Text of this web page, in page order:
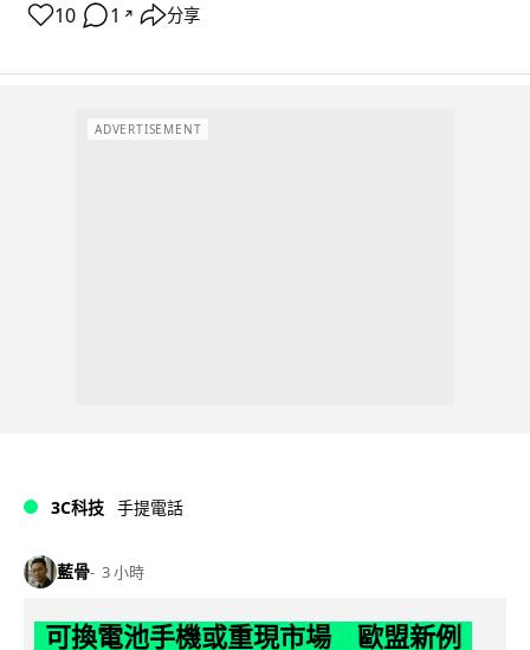
10 1 ↗ 分享
ADVERTISEMENT
3C科技 手提電話
藍骨 3 小時
可換電池手機或重現市場 歐盟新例